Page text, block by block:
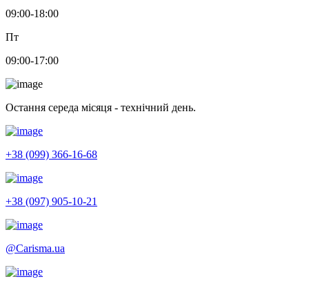
09:00-18:00
Пт
09:00-17:00
Остання середа місяця - технічний день.
+38 (099) 366-16-68
+38 (097) 905-10-21
@Carisma.ua